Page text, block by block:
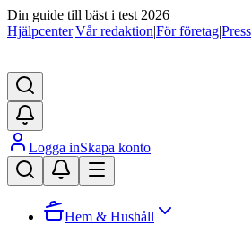
Din guide till bäst i test 2026
Hjälpcenter|Vår redaktion|För företag|Press
Logga inSkapa konto
Hem & Hushåll